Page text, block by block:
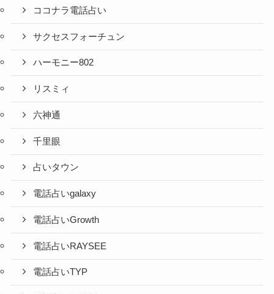
ココナラ電話占い
サクセスフォーチュン
ハーモニー802
リスミィ
六神通
千里眼
占いタウン
電話占いgalaxy
電話占いGrowth
電話占いRAYSEE
電話占いTYP